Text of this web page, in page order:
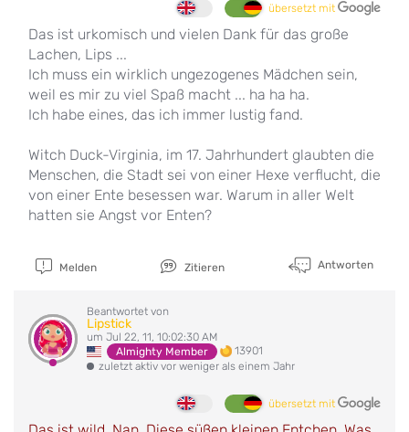
übersetzt mit
Das ist urkomisch und vielen Dank für das große
Lachen, Lips ...
Ich muss ein wirklich ungezogenes Mädchen sein,
weil es mir zu viel Spaß macht ... ha ha ha.
Ich habe eines, das ich immer lustig fand.
Witch Duck-Virginia, im 17. Jahrhundert glaubten die
Menschen, die Stadt sei von einer Hexe verflucht, die
von einer Ente besessen war. Warum in aller Welt
hatten sie Angst vor Enten?
Melden Zitieren Antworten
Beantwortet von
Lipstick
um Jul 22, 11, 10:02:30 AM
Almighty Member
13901
zuletzt aktiv vor weniger als einem Jahr
übersetzt mit